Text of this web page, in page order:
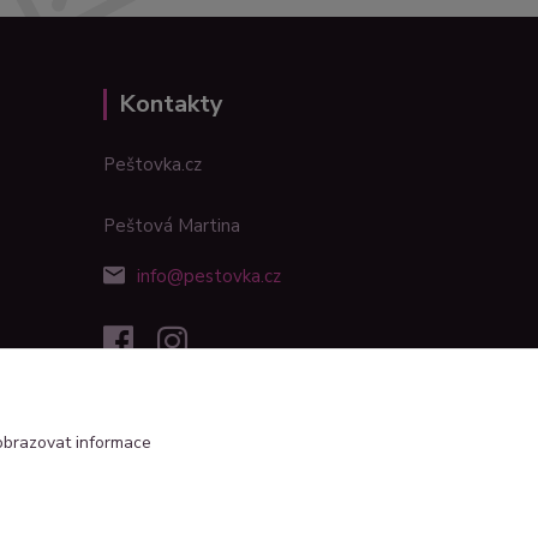
Kontakty
Peštovka.cz
Peštová Martina
info@pestovka.cz
informace